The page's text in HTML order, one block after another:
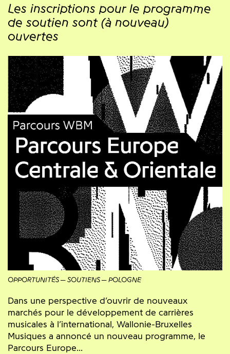
Les inscriptions pour le programme
de soutien sont (à nouveau)
ouvertes
OPPORTUNITÉS SOUTIENS POLOGNE
Dans une perspective d’ouvrir de nouveaux
marchés pour le développement de carrières
musicales à l’international, Wallonie-Bruxelles
Musiques a annoncé un nouveau programme, le
Parcours Europe...